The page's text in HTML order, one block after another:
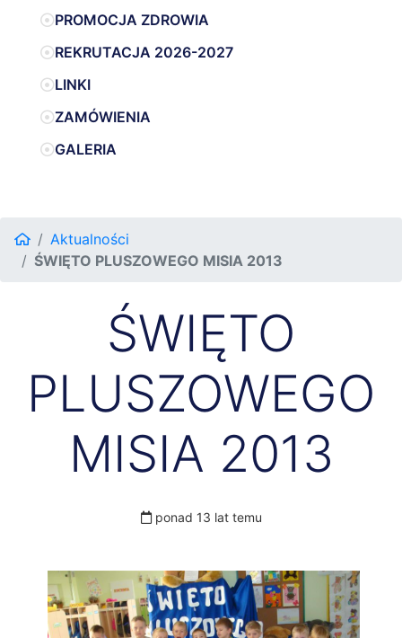
PROMOCJA ZDROWIA
REKRUTACJA 2026-2027
LINKI
ZAMÓWIENIA
GALERIA
Aktualności
ŚWIĘTO PLUSZOWEGO MISIA 2013
ŚWIĘTO
PLUSZOWEGO
MISIA 2013
ponad 13 lat temu